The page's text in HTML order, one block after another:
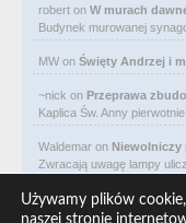
robert on W murach
Budynek murowanej
MW on Święty Andrzej i
~nick on Przeprawa
Kaplica Św. Anny
Waldemar on Niewolniczy
Zwracają uwagę lampy
Waldemar on Adam
CIEKAWOSTKA że pod
Używamy plików
naszej stronie